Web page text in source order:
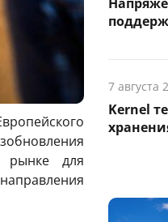
рынке для
7 августа
Kernel